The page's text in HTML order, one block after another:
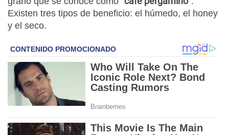
Existen tres tipos de beneficio: el húmedo, el honey
y el seco.